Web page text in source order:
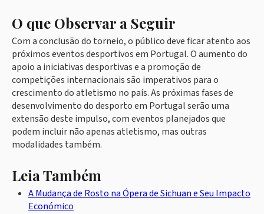
O que Observar a Seguir
Com a conclusão do torneio, o público deve ficar atento aos
próximos eventos desportivos em Portugal. O aumento do
apoio a iniciativas desportivas e a promoção de
competições internacionais são imperativos para o
crescimento do atletismo no país. As próximas fases de
desenvolvimento do desporto em Portugal serão uma
extensão deste impulso, com eventos planejados que
podem incluir não apenas atletismo, mas outras
modalidades também.
Leia Também
A Mudança de Rosto na Ópera de Sichuan e Seu Impacto
Económico